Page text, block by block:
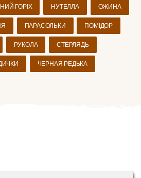
ГОРІХ НУТЕЛЛА ОЖИНА
ПАРАСОЛЬКИ ПОМІДОР
РУКОЛА СТЕРЛЯДЬ
ЧЕРНАЯ РЕДЬКА